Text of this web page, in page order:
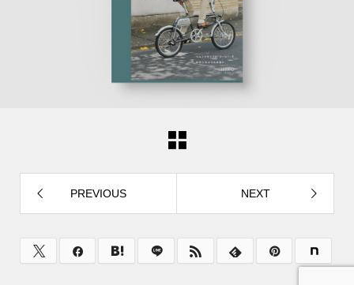
PREVIOUS NEXT